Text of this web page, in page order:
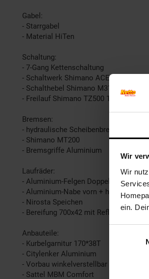
Wir
Wir
ein.
Gabel:
- Starrgabel
- Material HiTen
Schaltung:
- 7-Gang Kettenschaltung
- Schaltwerk Shimano ACERA
- Schalthebel Shimano M315
- Freilauf Shimano TZ500 14/34
Bremsen:
- hydraulische Scheibenbremsen
- Shimano MT200
- Bremsgriffe Aluminium
Laufräder:
- Aluminium-Felgen Doppelwand
- Aluminium-Nabe vorn + hinten
- Nirosta Speichen
- Bereifung 700x42 mit Reflex
Anbauteile:
- Kurbelgarnitur 170*38T
- Citylenker Aluminium
- Vorbau winkelverstellbar
- Sattel MBM Comfort